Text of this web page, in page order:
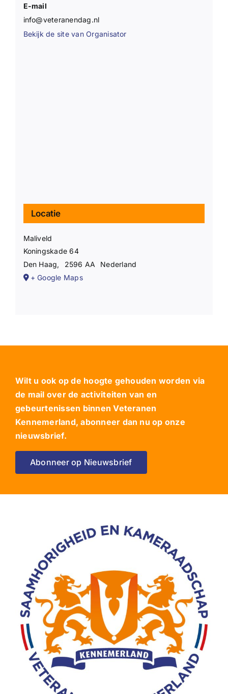
E-mail
info@veteranendag.nl
Bekijk de site van Organisator
Locatie
Maliveld
Koningskade 64
Den Haag, 2596 AA
Nederland
+ Google Maps
Wilt u ook op de hoogte gehouden worden via
de mail over de activiteiten van en
gebeurtenissen binnen Veteranen
Kennemerland, abonneer dan nu op onze
nieuwsbrief.
Abonneer op Nieuwsbrief